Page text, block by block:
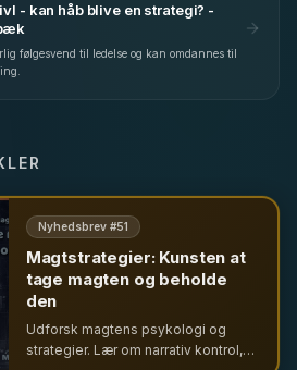
- kan håb blive en strategi? -
følgesvend til ledelse og kan omdannes til
Nyhedsbrev #51
Magtstrategier: Kunsten at
tage magten og beholde
den
Udforsk magtens psykologi og
strategier. Lær om narrativ kontrol,